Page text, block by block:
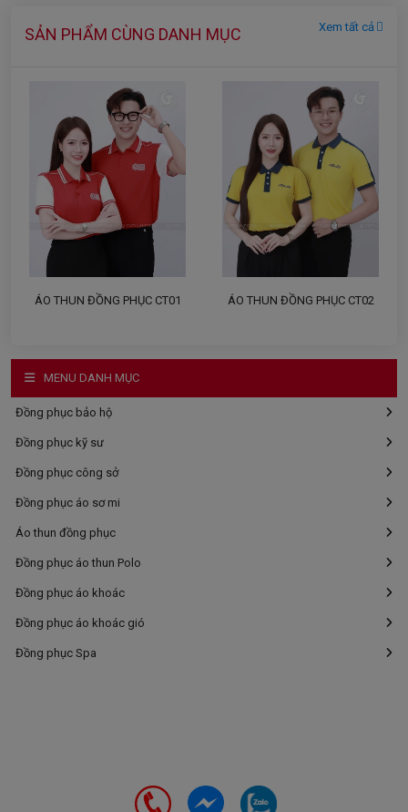
SẢN PHẨM CÙNG DANH MỤC Xem tất cả
ÁO THUN ĐỒNG PHỤC CT01 ÁO THUN ĐỒNG PHỤC CT02
MENU DANH MỤC
Đồng phục bảo hộ
Đồng phục kỹ sư
Đồng phục công sở
Đồng phục áo sơ mi
Áo thun đồng phục
Đồng phục áo thun Polo
Đồng phục áo khoác
Đồng phục áo khoác gió
Đồng phục Spa